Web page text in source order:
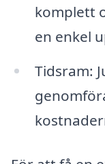
komplett
en enkel
Tidsram: